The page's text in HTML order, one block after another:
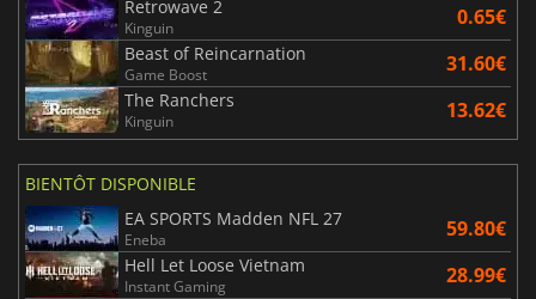
Retrowave 2
Kinguin 0.65€
Beast of Reincarnation
Game Boost 31.60€
The Ranchers
Kinguin 13.62€
BIENTÔT DISPONIBLE
EA SPORTS Madden NFL 27
Eneba 59.80€
Hell Let Loose Vietnam
Instant Gaming 28.99€